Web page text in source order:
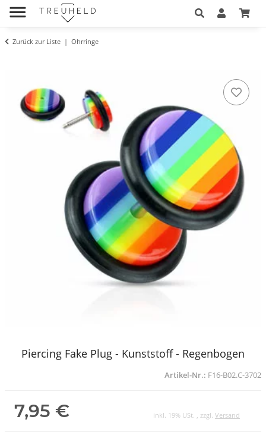
Zurück zur Liste Ohrringe
Piercing Fake Plug - Kunststoff - Regenbogen
Artikel-Nr.: F16-B02.C-3702
7,95 € inkl. 19% USt. , zzgl. Versand